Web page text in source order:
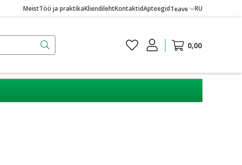
MeistTöö ja praktikaKliendilehtKontaktidApteegidTeave RU
0,00